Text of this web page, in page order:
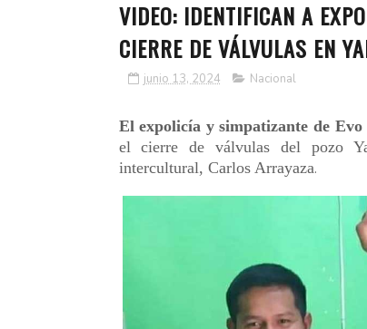
VIDEO: IDENTIFICAN A
CIERRE DE VÁLVULAS EN
junio 13, 2024 Nacional
El expolicía y simpatizante de
el cierre de válvulas del pozo
intercultural, Carlos Arrayaza.